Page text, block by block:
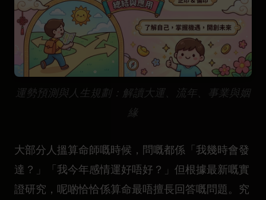
運勢預測與人生規劃：解讀大運、流年、事業與姻
緣
大部分人搵算命師嘅時候，問嘅都係「我幾時會發
達？」「我今年感情運好唔好？」但根據最新嘅實
證研究，呢啲恰恰係算命最唔擅長回答嘅問題。究